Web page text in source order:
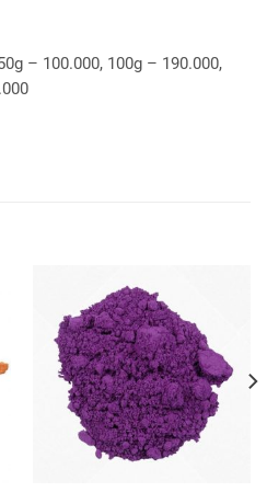
– 100.000, 100g – 190.000,